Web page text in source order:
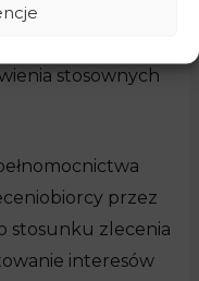
Jeżeli sąd
stosownych
przez
stosunku zlecenia
interesów